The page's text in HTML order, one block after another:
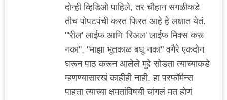
दोन्ही व्हिडिओ पाहिले, तर चौहान सगळीकडे
तीच पोपटपंची करत फिरत आहे हे लक्षात येतं.
"'रील' लाईफ आणि 'रिअल' लाईफ मिक्स करू
नका", "माझा भूतकाळ बघू नका" वगैरे एकदोन
घरून पाठ करून आलेले मुद्दे सोडता त्याच्याकडे
म्हणण्यासारखं काहीही नाही. हा परफॉर्मन्स
पाहता त्याच्या क्षमतांविषयी चांगलं मत होणं